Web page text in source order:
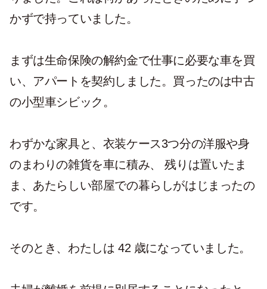
かずで持っていました。
まずは生命保険の解約金で仕事に必要な車を買
い、アパートを契約しました。買ったのは中古
の小型車シビック。
わずかな家具と、衣装ケース3つ分の洋服や身
のまわりの雑貨を車に積み、 残りは置いたま
ま、あたらしい部屋での暮らしがはじまったの
です。
そのとき、わたしは 42 歳になっていました。